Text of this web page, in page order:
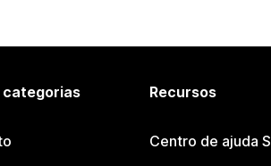
categorias Recursos
Centro de ajuda